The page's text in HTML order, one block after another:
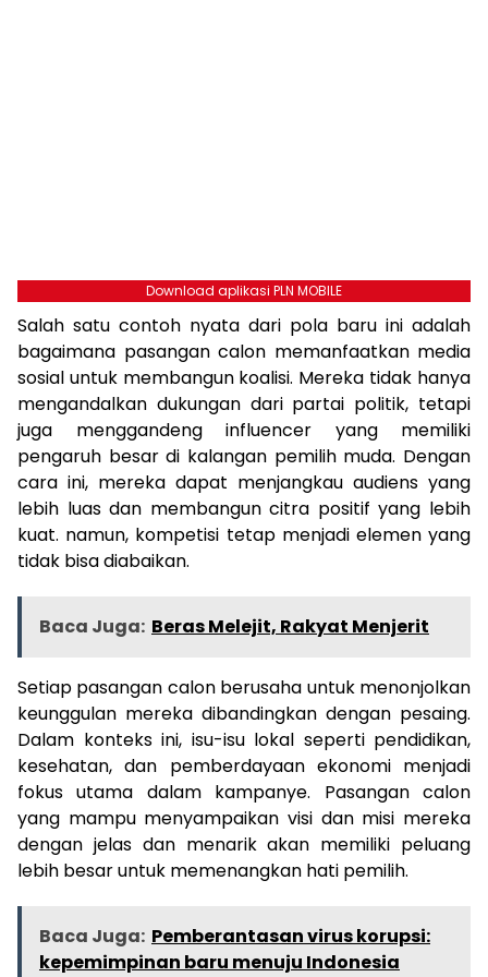
Download aplikasi PLN MOBILE
Salah satu contoh nyata dari pola baru ini adalah
bagaimana pasangan calon memanfaatkan media
sosial untuk membangun koalisi. Mereka tidak hanya
mengandalkan dukungan dari partai politik, tetapi
juga menggandeng influencer yang memiliki
pengaruh besar di kalangan pemilih muda. Dengan
cara ini, mereka dapat menjangkau audiens yang
lebih luas dan membangun citra positif yang lebih
kuat. namun, kompetisi tetap menjadi elemen yang
tidak bisa diabaikan.
Baca Juga: Beras Melejit, Rakyat Menjerit
Setiap pasangan calon berusaha untuk menonjolkan
keunggulan mereka dibandingkan dengan pesaing.
Dalam konteks ini, isu-isu lokal seperti pendidikan,
kesehatan, dan pemberdayaan ekonomi menjadi
fokus utama dalam kampanye. Pasangan calon
yang mampu menyampaikan visi dan misi mereka
dengan jelas dan menarik akan memiliki peluang
lebih besar untuk memenangkan hati pemilih.
Baca Juga: Pemberantasan virus korupsi:
kepemimpinan baru menuju Indonesia